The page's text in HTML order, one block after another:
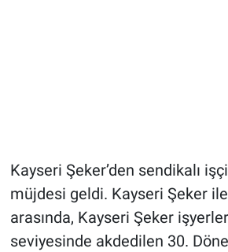
Kayseri Şeker’den sendikalı
müjdesi geldi. Kayseri Şeker ile
arasında, Kayseri Şeker
seviyesinde akdedilen 30.